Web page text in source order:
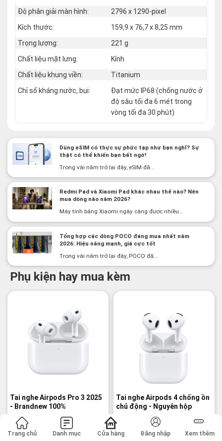
Độ phân giải màn hình:
2796 x 1290-pixel
Kích thước:
159,9 x 76,7 x 8,25 mm
Trọng lượng:
221 g
Chất liệu mặt lưng:
Kính
Chất liệu khung viền:
Titanium
Chỉ số kháng nước, bụi:
Đạt mức IP68 (chống nước ở
độ sâu tối đa 6 mét trong
vòng tối đa 30 phút)
Dùng eSIM có thực sự phức tạp như bạn nghĩ? Sự
thật có thể khiến bạn bất ngờ!
Trong vài năm trở lại đây, eSIM đã...
Redmi Pad và Xiaomi Pad khác nhau thế nào? Nên
mua dòng nào năm 2026?
Máy tính bảng Xiaomi ngày càng được nhiều...
Tổng hợp các dòng POCO đáng mua nhất năm
2026: Hiệu năng mạnh, giá cực tốt
Trong vài năm trở lại đây, POCO đã...
Phụ kiện hay mua kèm
Tai nghe Airpods Pro 3 2025
- Brandnew 100%
38,800
(Đã có thuế)
Yêu thích
Tai nghe Airpods 4 chống ồn
chủ động - Nguyên hộp
Giá
gốc
là:
29,800¥.
28,800
Giá
hiện
tại
là:
Yêu thích
Trang chủ Danh mục Cửa hàng Đăng nhập Xem thêm